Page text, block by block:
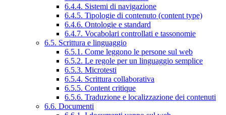
6.4.4. Sistemi di navigazione
6.4.5. Tipologie di contenuto (content type)
6.4.6. Ontologie e standard
6.4.7. Vocabolari controllati e tassonomie
6.5. Scrittura e linguaggio
6.5.1. Come leggono le persone sul web
6.5.2. Le regole per un linguaggio semplice
6.5.3. Microtesti
6.5.4. Scrittura collaborativa
6.5.5. Content critique
6.5.6. Traduzione e localizzazione dei contenuti
6.6. Documenti